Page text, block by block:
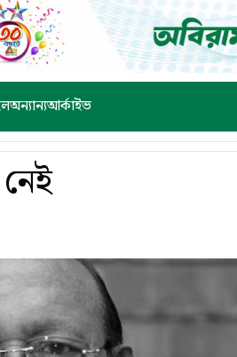
অন্যান্যআর্কাইভ